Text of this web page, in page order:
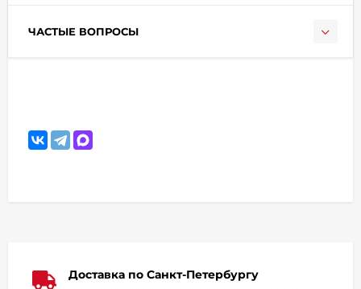
ЧАСТЫЕ ВОПРОСЫ
Доставка по Санкт-Петербургу